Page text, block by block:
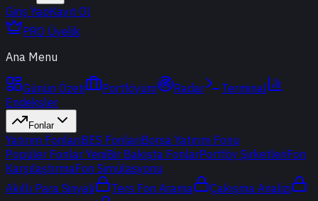
Giriş YapKayıt Ol
PRO Üyelik
Ana Menu
Günün Özeti Portföyüm Radar
Terminal
Endeksler
Fonlar
Yatırım FonlarıBES FonlarıBorsa Yatırım Fonu
Popüler Fonlar YeniBir Bakışta FonlarPortföy ŞirketleriFon
KarşılaştırmaFon Simülasyonu
Akıllı Para Sinyali
Ters Fon Arama
Çakışma Analizi